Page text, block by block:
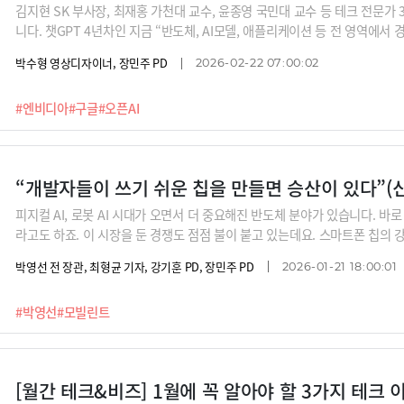
#엔비디아#구글#오픈AI
김지현 SK 부사장, 최재홍 가천대 교수, 윤종영 국민대 교수 등 테크 전문
니다. 챗GPT 4년차인 지금 “반도체, AI모델, 애플리케이션 등 전 영역에서
박수형 영상디자이너, 장민주 PD 2026-02-22 07:00:02
“개발자들이 쓰기 쉬운 칩을 만들면 승산이 있다”(
#박영선#모빌린트
피지컬 AI, 로봇 AI 시대가 오면서 더 중요해진 반도체 분야가 있습니다. 바
라고도 하죠. 이 시장을 둔 경쟁도 점점 불이 붙고 있는데요. 스마트폰 칩의
어필한다는 신동주 모빌린트 대표의 설명을 들어봅니다.
박영선 전 장관, 최형균 기자, 강기훈 PD, 장민주 PD 2026-01-21 18:00:01
[월간 테크&비즈] 1월에 꼭 알아야 할 3가지 테크